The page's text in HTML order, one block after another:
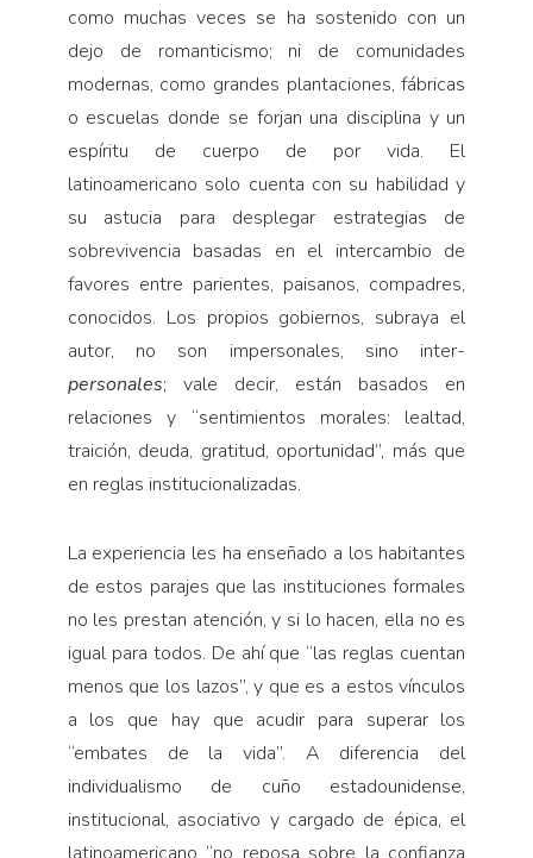
como muchas veces se ha sostenido con un
dejo de romanticismo; ni de comunidades
modernas, como grandes plantaciones, fábricas
o escuelas donde se forjan una disciplina y un
espíritu de cuerpo de por vida. El
latinoamericano solo cuenta con su habilidad y
su astucia para desplegar estrategias de
sobrevivencia basadas en el intercambio de
favores entre parientes, paisanos, compadres,
conocidos. Los propios gobiernos, subraya el
autor, no son impersonales, sino inter-
personales; vale decir, están basados en
relaciones y “sentimientos morales: lealtad,
traición, deuda, gratitud, oportunidad”, más que
en reglas institucionalizadas.
La experiencia les ha enseñado a los habitantes
de estos parajes que las instituciones formales
no les prestan atención, y si lo hacen, ella no es
igual para todos. De ahí que “las reglas cuentan
menos que los lazos”, y que es a estos vínculos
a los que hay que acudir para superar los
“embates de la vida”. A diferencia del
individualismo de cuño estadounidense,
institucional, asociativo y cargado de épica, el